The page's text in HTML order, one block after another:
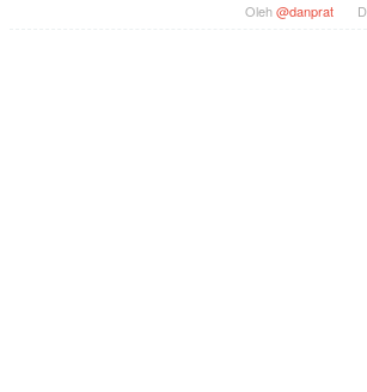
Oleh@danprat